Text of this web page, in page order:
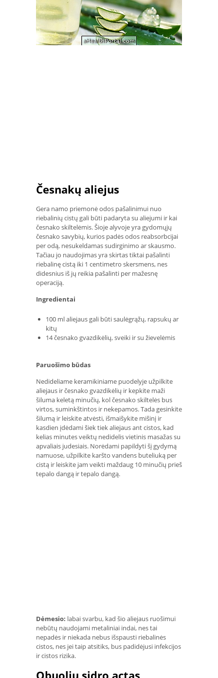
Česnakų aliejus
Gera namo priemonė odos pašalinimui nuo
riebalinių cistų gali būti padaryta su aliejumi ir kai
česnako skiltelėmis. Šioje alyvoje yra gydomųjų
česnako savybių, kurios padės odos reabsorbcijai
per odą, nesukeldamas sudirginimo ar skausmo.
Tačiau jo naudojimas yra skirtas tiktai pašalinti
riebalinę cistą iki 1 centimetro skersmens, nes
didesnius iš jų reikia pašalinti per mažesnę
operaciją.
Ingredientai
100 ml aliejaus gali būti saulėgrąžų, rapsukų ar
kitų
14 česnako gvazdikėlių, sveiki ir su žievelėmis
Paruošimo būdas
Nedideliame keramikiniame puodelyje užpilkite
aliejaus ir česnako gvazdikėlių ir kepkite maži
šiluma keletą minučių, kol česnako skiltelės bus
virtos, suminkštintos ir nekepamos. Tada gesinkite
šilumą ir leiskite atvėsti, išmaišykite mišinį ir
kasdien įdėdami šiek tiek aliejaus ant cistos, kad
kelias minutes veiktų nedidelis vietinis masažas su
apvaliais judesiais. Norėdami papildyti šį gydymą
namuose, užpilkite karšto vandens buteliuką per
cistą ir leiskite jam veikti maždaug 10 minučių prieš
tepalo dangą ir tepalo dangą.
Dėmesio: labai svarbu, kad šio aliejaus ruošimui
nebūtų naudojami metaliniai indai, nes tai
nepadės ir niekada nebus išspausti riebalinės
cistos, nes jei taip atsitiks, bus padidėjusi infekcijos
ir cistos rizika.